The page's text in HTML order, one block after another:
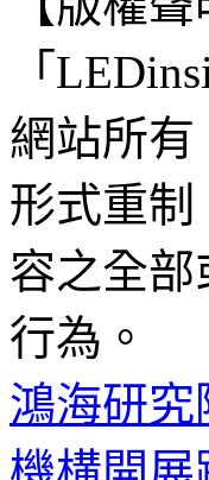
「
網站所
形式重
容之全
行為。
鴻海研